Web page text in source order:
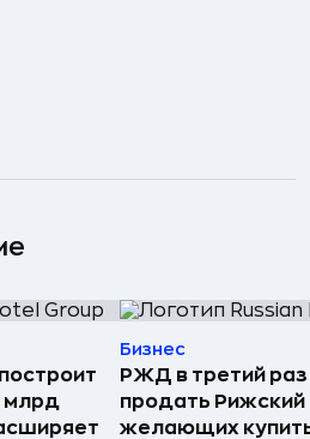
млрд
Бизнес
РЖД в третий
продать Рижский
желающих